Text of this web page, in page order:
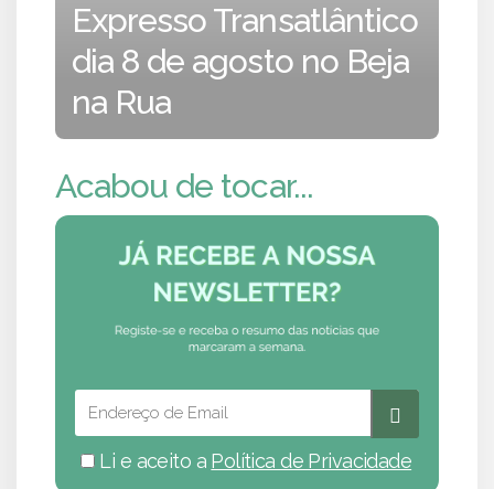
Expresso Transatlântico
dia 8 de agosto no Beja
na Rua
Acabou de tocar...
Li e aceito a Política de Privacidade